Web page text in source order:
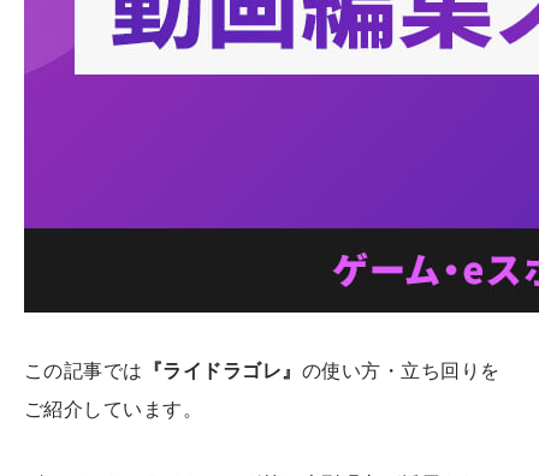
この記事では 『ライドラゴレ』 の使い方・立ち回りを
ご紹介しています。